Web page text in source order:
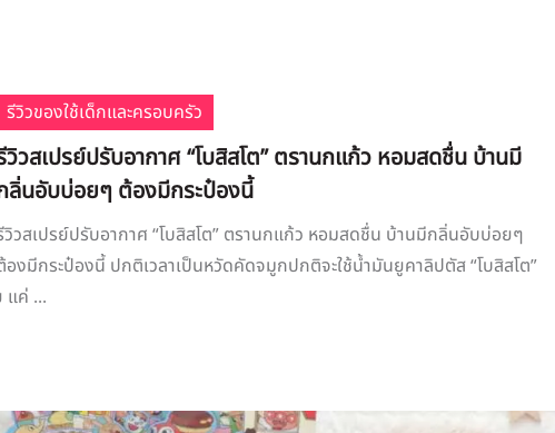
รีวิวของใช้เด็กและครอบครัว
วิวสเปรย์ปรับอากาศ “โบสิสโต” ตรานกแก้ว หอมสดชื่น บ้านมี
ลิ่นอับบ่อยๆ ต้องมีกระป๋องนี้
วิวสเปรย์ปรับอากาศ “โบสิสโต” ตรานกแก้ว หอมสดชื่น บ้านมีกลิ่นอับบ่อยๆ
องมีกระป๋องนี้ ปกติเวลาเป็นหวัดคัดจมูกปกติจะใช้น้ำมันยูคาลิปตัส “โบสิสโต”
แค่ ...